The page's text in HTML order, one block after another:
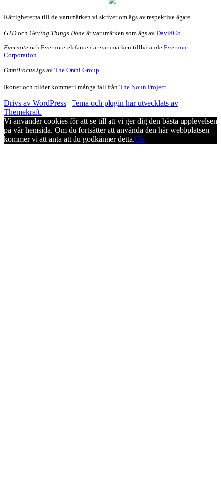
Rättigheterna till de varumärken vi skriver om ägs av respektive ägare.
GTDoch Getting Things Done är varumärken som ägs av DavidCo.
Evernote och Evernote-elefanten är varumärken tillhörande Evernote
Corporation.
OmniFocus ägs av The Omni Group
Ikoner och bilder kommer i många fall från The Noun Project
Drivs av WordPress | Tema och plugin har utvecklats av
Themekraft.
Vi använder cookies för att se till att vi ger dig den bästa upplevelsen
på vår hemsida. Om du fortsätter att använda den här webbplatsen
kommer vi att anta att du godkänner detta.Ok